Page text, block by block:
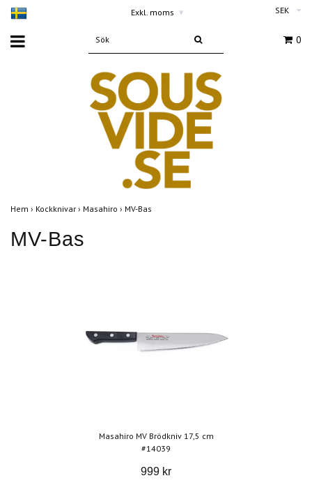
Exkl. moms ▾ SEK
0
Hem › Kockknivar › Masahiro › MV-Bas
MV-Bas
Masahiro MV Brödkniv 17,5 cm
#14039
999 kr